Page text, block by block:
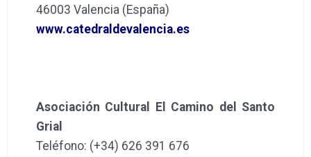
46003 Valencia (España)
www.catedraldevalencia.es
Asociación Cultural El Camino del Santo
Grial
Teléfono: (+34) 626 391 676